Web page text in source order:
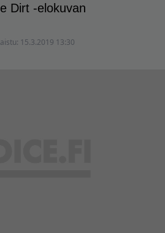
Dirt -elokuvan
15.3.2019 13:30